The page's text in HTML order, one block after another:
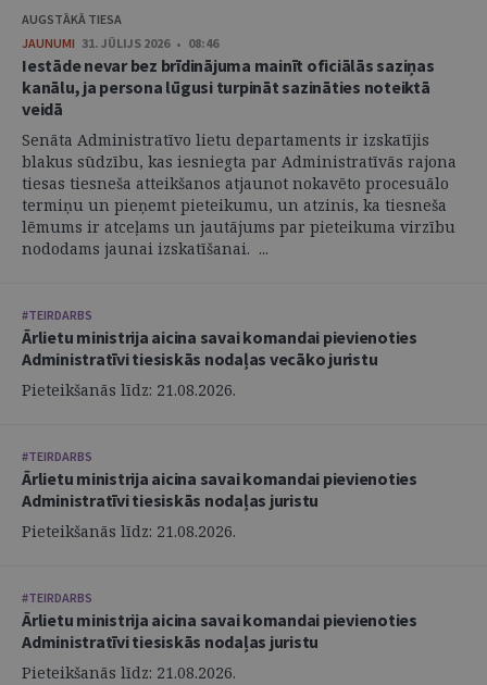
AUGSTĀKĀ TIESA
JAUNUMI 31. JŪLIJS 2026 • 08:46
Iestāde nevar bez brīdinājuma mainīt oficiālās saziņas
kanālu, ja persona lūgusi turpināt sazināties noteiktā
veidā
Senāta Administratīvo lietu departaments ir izskatījis
blakus sūdzību, kas iesniegta par Administratīvās rajona
tiesas tiesneša atteikšanos atjaunot nokavēto procesuālo
termiņu un pieņemt pieteikumu, un atzinis, ka tiesneša
lēmums ir atceļams un jautājums par pieteikuma virzību
nododams jaunai izskatīšanai. ...
#TEIRDARBS
Ārlietu ministrija aicina savai komandai pievienoties
Administratīvi tiesiskās nodaļas vecāko juristu
Pieteikšanās līdz: 21.08.2026.
#TEIRDARBS
Ārlietu ministrija aicina savai komandai pievienoties
Administratīvi tiesiskās nodaļas juristu
Pieteikšanās līdz: 21.08.2026.
#TEIRDARBS
Ārlietu ministrija aicina savai komandai pievienoties
Administratīvi tiesiskās nodaļas juristu
Pieteikšanās līdz: 21.08.2026.